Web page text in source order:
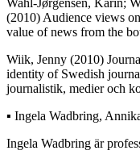
Wahl-Jørgensen, Karin;
(2010) Audience views
value of news from the
Wiik, Jenny (2010)
identity of Swedish
journalistik, medier och
▪ Ingela Wadbring,
Ingela Wadbring är